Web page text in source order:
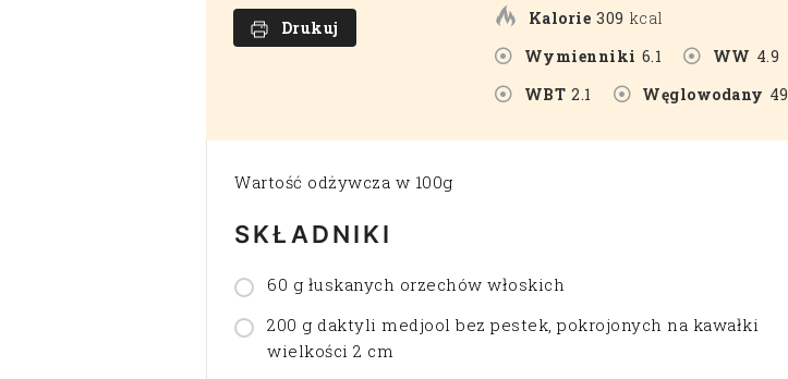
Drukuj
Kalorie 309 kcal
Wymienniki 6.1 WW 4.9
WBT 2.1 Węglowodany 49
Wartość odżywcza w 100g
SKŁADNIKI
60 g łuskanych orzechów włoskich
200 g daktyli medjool bez pestek, pokrojonych na kawałki
wielkości 2 cm